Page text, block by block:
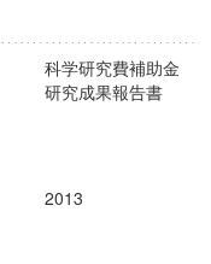
科学研究費補助金
研究成果報告書
2013